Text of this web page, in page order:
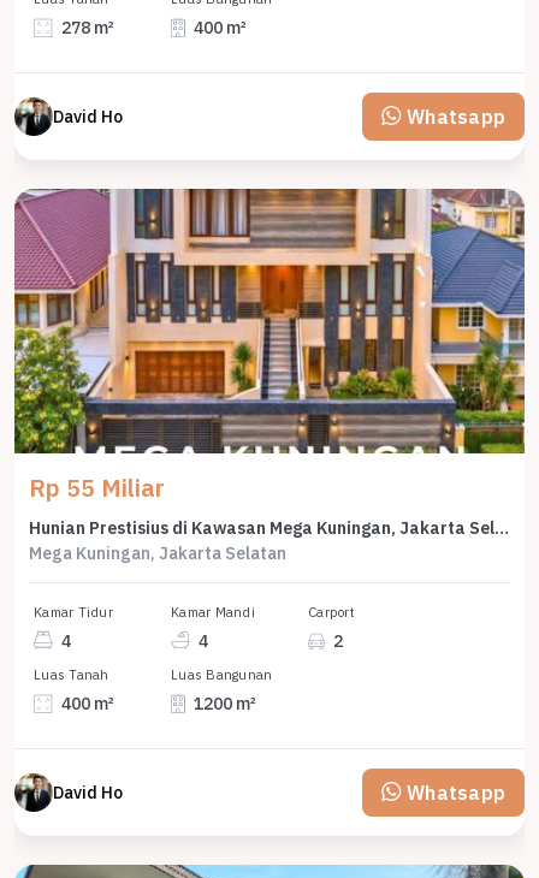
278 m² 400 m²
David Ho Whatsapp
Rp 55 Miliar
Hunian Prestisius di Kawasan Mega Kuningan, Jakarta Selatan, LB 1200m², Harga 55 Miliar
Mega Kuningan, Jakarta Selatan
Kamar Tidur
4
Kamar Mandi
4
Carport
2
Luas Tanah
400 m²
Luas Bangunan
1200 m²
David Ho Whatsapp